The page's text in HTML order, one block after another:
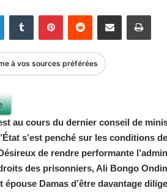
courriel
LinkedinTumblr PinterestReddit Partager par email
à vos sources préférées
au cours du dernier conseil de
s’est penché sur les conditions
de rendre performante
des prisonniers, Ali Bongo
épouse Damas d’être davantage